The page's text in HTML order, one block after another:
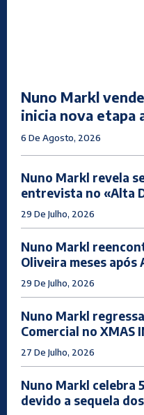
Nuno Markl
inicia nova etapa
6 De Agosto, 2026
Nuno Markl revela
entrevista no «Alta
29 De Julho, 2026
Nuno Markl
Oliveira meses
29 De Julho, 2026
Nuno Markl
Comercial no XMAS
27 De Julho, 2026
Nuno Markl celebra
devido a sequela dos